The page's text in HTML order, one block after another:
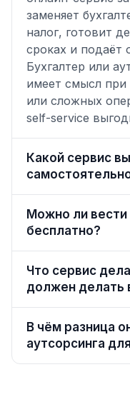
заменяет
налог, готовит
сроках и подаёт
Бухгалтер или
имеет смысл
или сложных
self-service
Какой сервис
Можно ли
бесплатно?
Что сервис
должен делать
В чём разница
аутсорсинга